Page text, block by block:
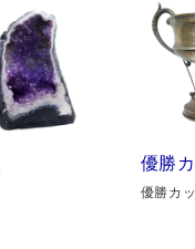
優勝
優勝カ